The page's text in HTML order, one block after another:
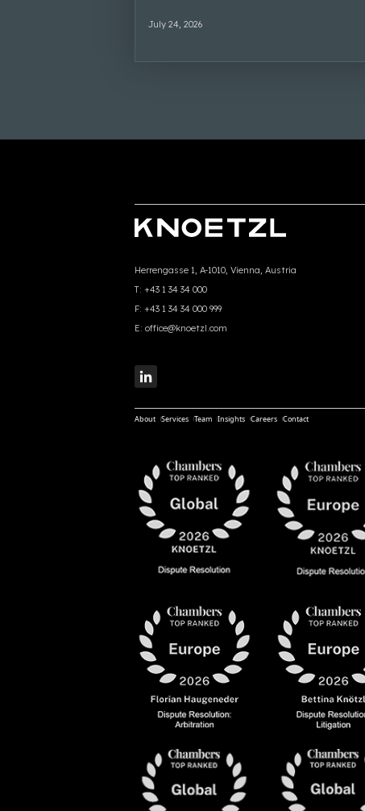
July 24, 2026
Herrengasse 1, A-1010, Vienna, Austria
T: +43 1 34 34 000
F: +43 1 34 34 000 999
E: office@knoetzl.com
About Services Team Insights Careers Contact